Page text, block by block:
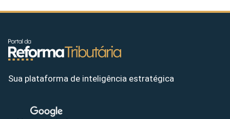
Sua plataforma de inteligência estratégica